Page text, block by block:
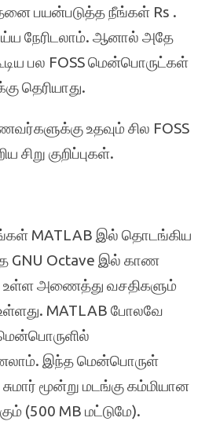
பயன்படுத்த நீங்கள் Rs .
நேரிடலாம். ஆனால் அதே
பல FOSSமென்பொருட்கள்
தெரியாது.
உதவும் சில FOSS
குறிப்புகள்.
MATLAB இல் தொடங்கிய
GNU Octave இல் காண
அணைத்து வசதிகளும்
MATLAB போலவே
இந்த மென்பொருள்
சுமார் மூன்று மடங்கு கம்மியான
(500 MB மட்டுமே).